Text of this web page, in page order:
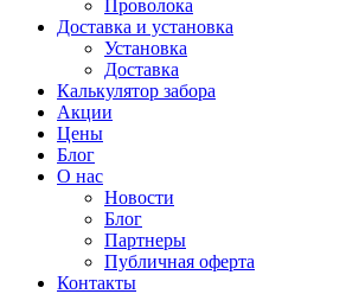
Проволока
Доставка и установка
Установка
Доставка
Калькулятор забора
Акции
Цены
Блог
О нас
Новости
Блог
Партнеры
Публичная оферта
Контакты